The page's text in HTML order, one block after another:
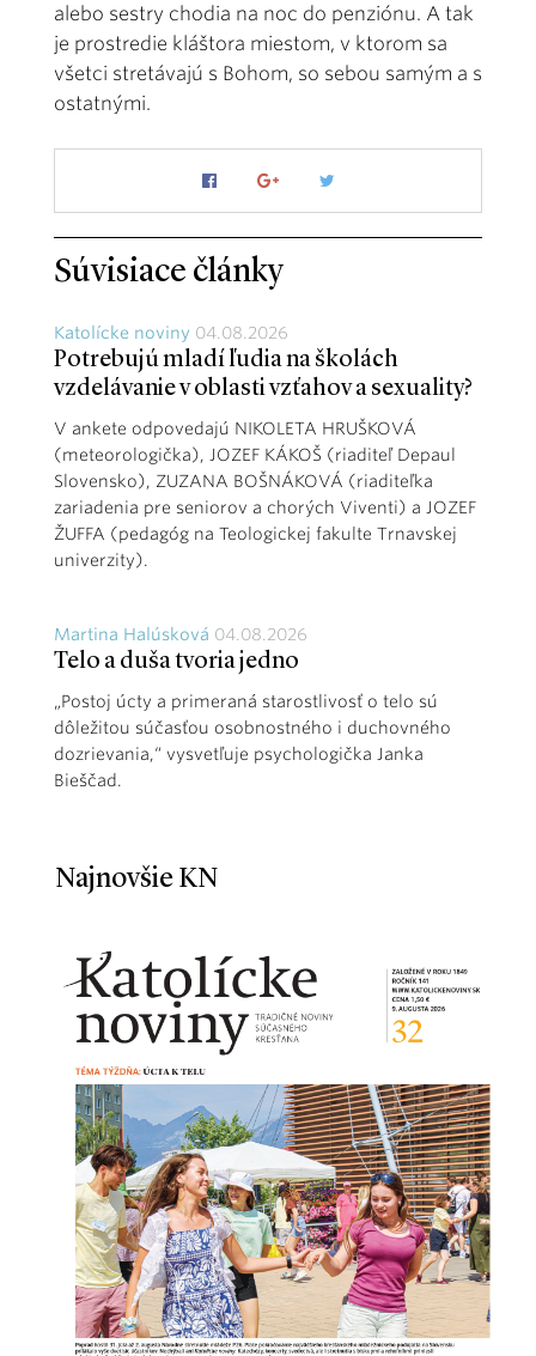
alebo sestry chodia na noc do penziónu. A tak
je prostredie kláštora miestom, v ktorom sa
všetci stretávajú s Bohom, so sebou samým a s
ostatnými.
Súvisiace články
Katolícke noviny 04.08.2026
Potrebujú mladí ľudia na školách
vzdelávanie v oblasti vzťahov a sexuality?
V ankete odpovedajú NIKOLETA HRUŠKOVÁ
(meteorologička), JOZEF KÁKOŠ (riaditeľ Depaul
Slovensko), ZUZANA BOŠNÁKOVÁ (riaditeľka
zariadenia pre seniorov a chorých Viventi) a JOZEF
ŽUFFA (pedagóg na Teologickej fakulte Trnavskej
univerzity).
Martina Halúsková 04.08.2026
Telo a duša tvoria jedno
„Postoj úcty a primeraná starostlivosť o telo sú
dôležitou súčasťou osobnostného i duchovného
dozrievania,“ vysvetľuje psychologička Janka
Bieščad.
Najnovšie KN